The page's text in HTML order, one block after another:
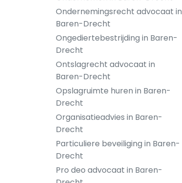
Ondernemingsrecht advocaat in
Baren-Drecht
Ongediertebestrijding in Baren-
Drecht
Ontslagrecht advocaat in
Baren-Drecht
Opslagruimte huren in Baren-
Drecht
Organisatieadvies in Baren-
Drecht
Particuliere beveiliging in Baren-
Drecht
Pro deo advocaat in Baren-